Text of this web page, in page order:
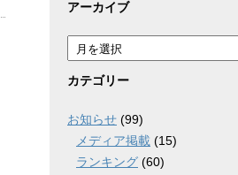
アーカイブ
ア
ー
カ
ブ
カテゴリー
お知らせ (99)
メディア掲載 (15)
ランキング (60)